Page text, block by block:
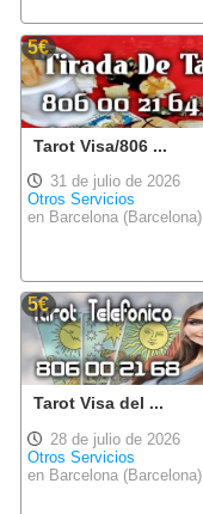
5€
Tarot Visa/806 ...
31 de julio de 2026
Otros Servicios
en Barcelona (Barcelona)
5€
Tarot Visa del ...
28 de julio de 2026
Otros Servicios
en Barcelona (Barcelona)